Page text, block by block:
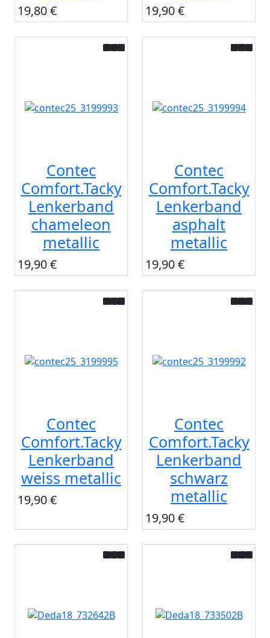
19,80 € 19,90 €
Contec
Comfort.Tacky
Lenkerband
chameleon
metallic
19,90 €
Contec
Comfort.Tacky
Lenkerband
asphalt
metallic
19,90 €
Contec
Comfort.Tacky
Lenkerband
weiss metallic
19,90 €
Contec
Comfort.Tacky
Lenkerband
schwarz
metallic
19,90 €